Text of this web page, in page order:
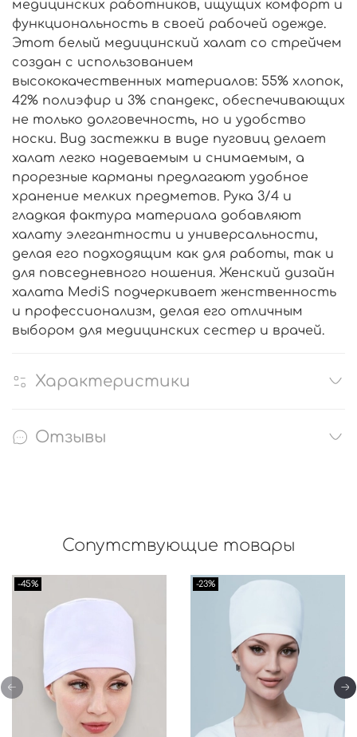
медицинских работников, ищущих комфорт и
функциональность в своей рабочей одежде.
Этот белый медицинский халат со стрейчем
создан с использованием
высококачественных материалов: 55% хлопок,
42% полиэфир и 3% спандекс, обеспечивающих
не только долговечность, но и удобство
носки. Вид застежки в виде пуговиц делает
халат легко надеваемым и снимаемым, а
прорезные карманы предлагают удобное
хранение мелких предметов. Рука 3/4 и
гладкая фактура материала добавляют
халату элегантности и универсальности,
делая его подходящим как для работы, так и
для повседневного ношения. Женский дизайн
халата MediS подчеркивает женственность
и профессионализм, делая его отличным
выбором для медицинских сестер и врачей.
Характеристики
Отзывы
Сопутствующие товары
-45% -23%